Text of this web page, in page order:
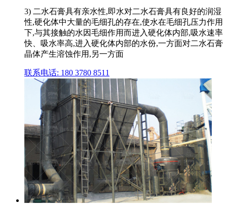
3) 二水石膏具有亲水性,即水对二水石膏具有良好的润湿
性,硬化体中大量的毛细孔的存在,使水在毛细孔压力作用
下,与其接触的水因毛细作用而进入硬化体内部,吸水速率
快、吸水率高,进入硬化体内部的水份,一方面对二水石膏
晶体产生溶蚀作用,另一方面
联系电话: 180 3780 8511